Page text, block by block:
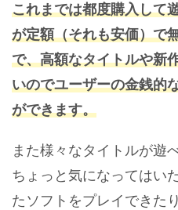
これまでは都度購入して
が定額（それも安価）で
で、高額なタイトルや新
いのでユーザーの金銭的
ができます。
また様々なタイトルが遊
ちょっと気になってはい
たソフトをプレイできた